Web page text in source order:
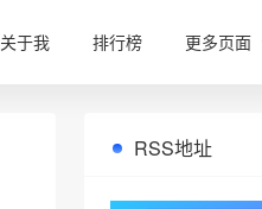
关于我 排行榜 更多页面
RSS地址